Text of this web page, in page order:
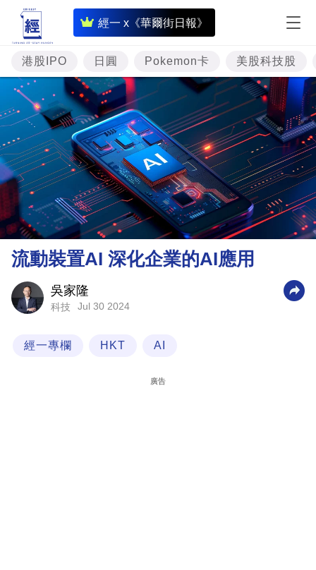
經一 x《華爾街日報》
即
時
財
經
專
題
投
資
樓
市
理
財
商
業
港股IPO 日圓 Pokemon卡 美股科技股
流動裝置AI 深化企業的AI應用
吳家隆
科技 Jul 30 2024
經一專欄 HKT AI
廣告